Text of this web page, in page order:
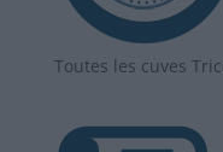
Toutes les cuves